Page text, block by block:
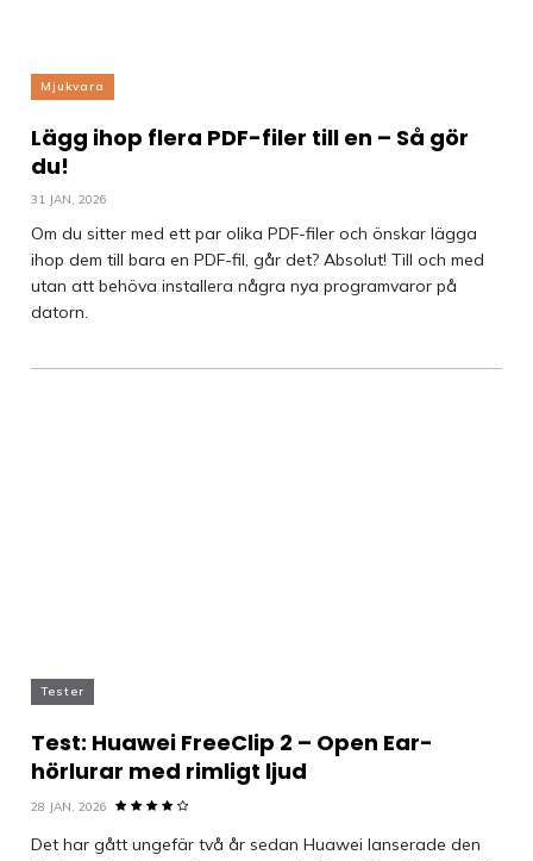
Mjukvara
Lägg ihop flera PDF-filer till en – Så gör
du!
31 JAN, 2026
Om du sitter med ett par olika PDF-filer och önskar lägga
ihop dem till bara en PDF-fil, går det? Absolut! Till och med
utan att behöva installera några nya programvaror på
datorn.
Tester
Test: Huawei FreeClip 2 – Open Ear-
hörlurar med rimligt ljud
28 JAN, 2026
Det har gått ungefär två år sedan Huawei lanserade den